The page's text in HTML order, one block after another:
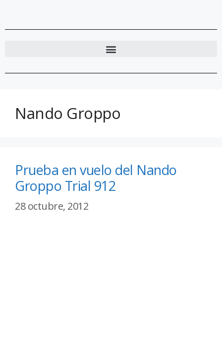
Nando Groppo
Prueba en vuelo del Nando
Groppo Trial 912
28 octubre, 2012